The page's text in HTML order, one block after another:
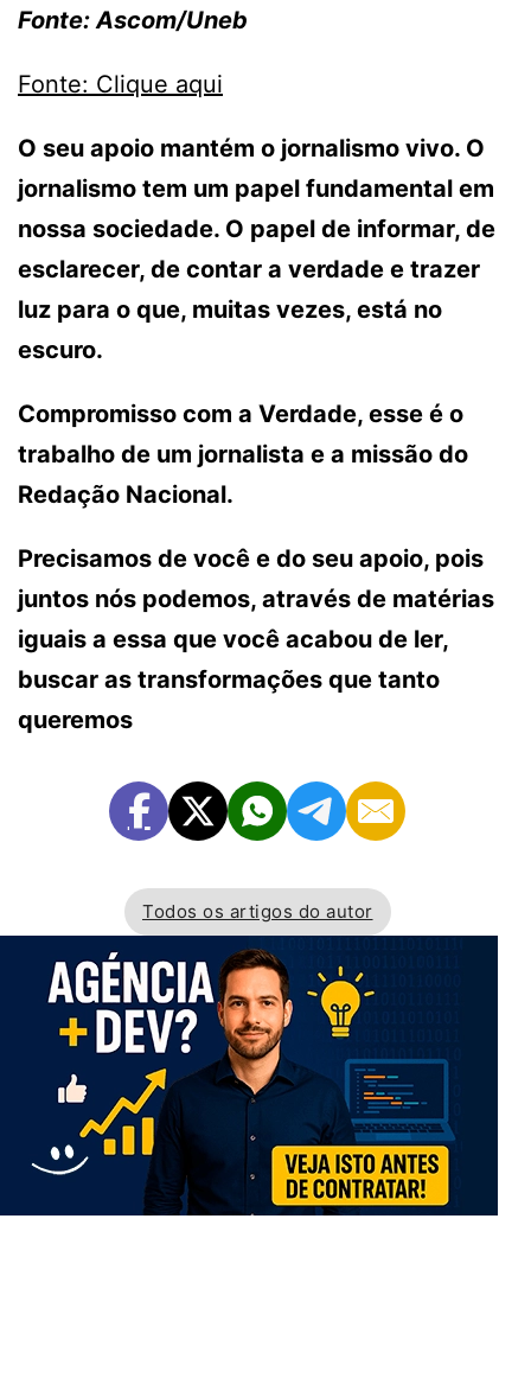
Fonte: Ascom/Uneb
Fonte: Clique aqui
O seu apoio mantém o jornalismo vivo. O
jornalismo tem um papel fundamental em
nossa sociedade. O papel de informar, de
esclarecer, de contar a verdade e trazer
luz para o que, muitas vezes, está no
escuro.
Compromisso com a Verdade, esse é o
trabalho de um jornalista e a missão do
Redação Nacional.
Precisamos de você e do seu apoio, pois
juntos nós podemos, através de matérias
iguais a essa que você acabou de ler,
buscar as transformações que tanto
queremos
Todos os artigos do autor